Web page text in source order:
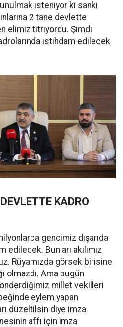
isteniyor ki sanki
2 tane devlette
elimiz titriyordu. Şimdi
istihdam edilecek
KADRO
gencimiz dışarıda
Bunları akılımız
Rüyamızda görsek birisine
olmazdı. Ama bugün
millet vekilleri
eylem yapan
düzeltilsin diye imza
affı için imza